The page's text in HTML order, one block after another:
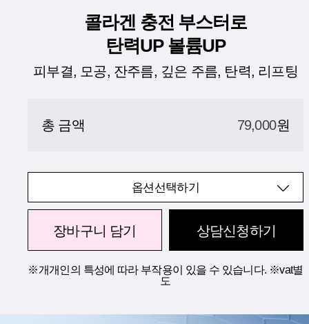
콜라겐 충전 부스터로
탄력UP 볼륨UP
피부결, 모공, 잔주름, 깊은 주름, 탄력, 리프팅
총 금액 79,000원
옵션선택하기
장바구니 담기 상담신청하기
※개개인의 특성에 따라 부작용이 있을 수 있습니다. ※vat별
도